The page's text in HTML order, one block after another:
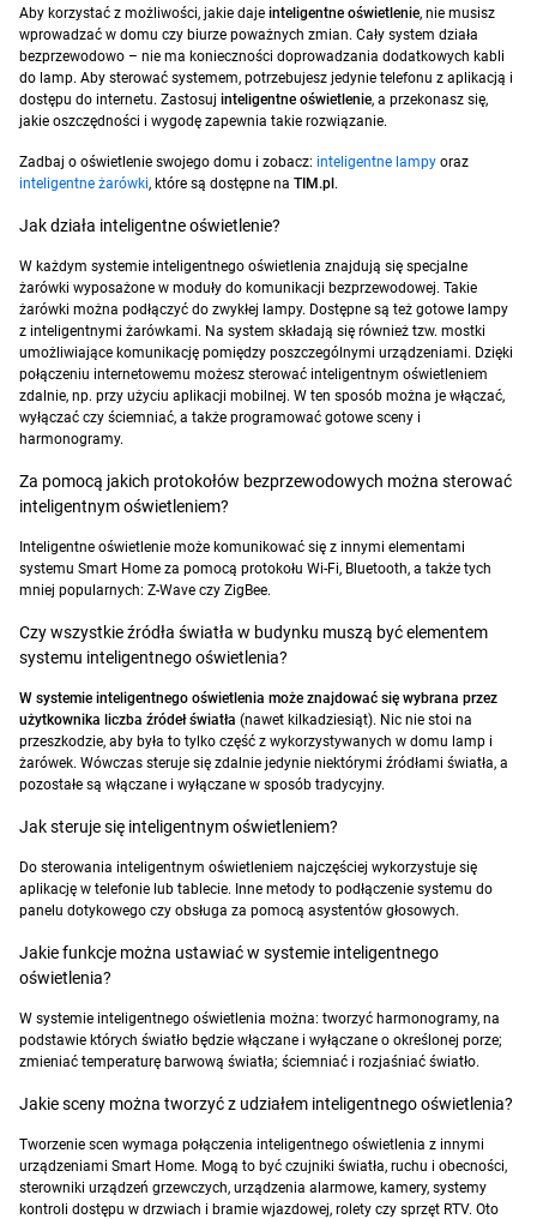
Aby korzystać z możliwości, jakie daje inteligentne oświetlenie, nie musisz
wprowadzać w domu czy biurze poważnych zmian. Cały system działa
bezprzewodowo – nie ma konieczności doprowadzania dodatkowych kabli
do lamp. Aby sterować systemem, potrzebujesz jedynie telefonu z aplikacją i
dostępu do internetu. Zastosuj inteligentne oświetlenie, a przekonasz się,
jakie oszczędności i wygodę zapewnia takie rozwiązanie.
Zadbaj o oświetlenie swojego domu i zobacz: inteligentne lampy oraz
inteligentne żarówki, które są dostępne na TIM.pl .
Jak działa inteligentne oświetlenie?
W każdym systemie inteligentnego oświetlenia znajdują się specjalne
żarówki wyposażone w moduły do komunikacji bezprzewodowej. Takie
żarówki można podłączyć do zwykłej lampy. Dostępne są też gotowe lampy
z inteligentnymi żarówkami. Na system składają się również tzw. mostki
umożliwiające komunikację pomiędzy poszczególnymi urządzeniami. Dzięki
połączeniu internetowemu możesz sterować inteligentnym oświetleniem
zdalnie, np. przy użyciu aplikacji mobilnej. W ten sposób można je włączać,
wyłączać czy ściemniać, a także programować gotowe sceny i
harmonogramy.
Za pomocą jakich protokołów bezprzewodowych można sterować
inteligentnym oświetleniem?
Inteligentne oświetlenie może komunikować się z innymi elementami
systemu Smart Home za pomocą protokołu Wi-Fi, Bluetooth, a także tych
mniej popularnych: Z-Wave czy ZigBee.
Czy wszystkie źródła światła w budynku muszą być elementem
systemu inteligentnego oświetlenia?
W systemie inteligentnego oświetlenia może znajdować się wybrana przez
użytkownika liczba źródeł światła (nawet kilkadziesiąt). Nic nie stoi na
przeszkodzie, aby była to tylko część z wykorzystywanych w domu lamp i
żarówek. Wówczas steruje się zdalnie jedynie niektórymi źródłami światła, a
pozostałe są włączane i wyłączane w sposób tradycyjny.
Jak steruje się inteligentnym oświetleniem?
Do sterowania inteligentnym oświetleniem najczęściej wykorzystuje się
aplikację w telefonie lub tablecie. Inne metody to podłączenie systemu do
panelu dotykowego czy obsługa za pomocą asystentów głosowych.
Jakie funkcje można ustawiać w systemie inteligentnego
oświetlenia?
W systemie inteligentnego oświetlenia można: tworzyć harmonogramy, na
podstawie których światło będzie włączane i wyłączane o określonej porze;
zmieniać temperaturę barwową światła; ściemniać i rozjaśniać światło.
Jakie sceny można tworzyć z udziałem inteligentnego oświetlenia?
Tworzenie scen wymaga połączenia inteligentnego oświetlenia z innymi
urządzeniami Smart Home. Mogą to być czujniki światła, ruchu i obecności,
sterowniki urządzeń grzewczych, urządzenia alarmowe, kamery, systemy
kontroli dostępu w drzwiach i bramie wjazdowej, rolety czy sprzęt RTV. Oto